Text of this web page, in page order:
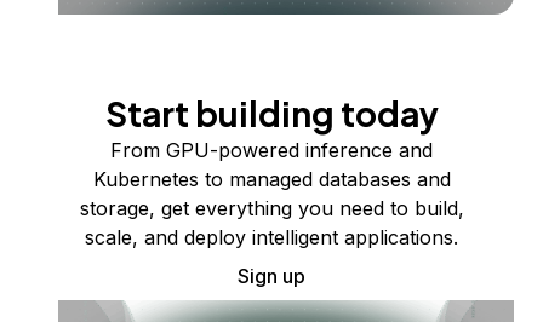
Start building today
From GPU-powered inference and
Kubernetes to managed databases and
storage, get everything you need to build,
scale, and deploy intelligent applications.
Sign up